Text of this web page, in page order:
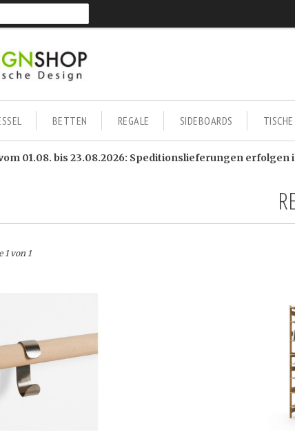
BETTEN REGALE SIDEBOARDS TISCHE
01.08. bis 23.08.2026: Speditionslieferungen
1 von 1